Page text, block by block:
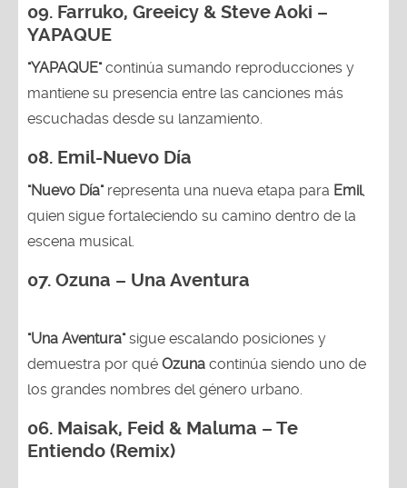
09. Farruko, Greeicy & Steve Aoki –
YAPAQUE
"YAPAQUE"continúa sumando reproducciones y
mantiene su presencia entre las canciones más
escuchadas desde su lanzamiento.
08. Emil-Nuevo Día
"Nuevo Día"representa una nueva etapa para Emil,
quien sigue fortaleciendo su camino dentro de la
escena musical.
07. Ozuna – Una Aventura
"Una Aventura"sigue escalando posiciones y
demuestra por qué Ozuna continúa siendo uno de
los grandes nombres del género urbano.
06. Maisak, Feid & Maluma – Te
Entiendo (Remix)